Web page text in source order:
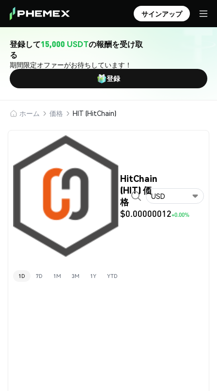
サインアップ
登録して15,000 USDTの報酬を受け取
る
期間限定オファーがお待ちしています！
登録
ホーム 価格 HIT (HitChain)
HitChain
(HIT) 価
格
$0.00000012+0.00%
USD
1D 7D 1M 3M 1Y YTD